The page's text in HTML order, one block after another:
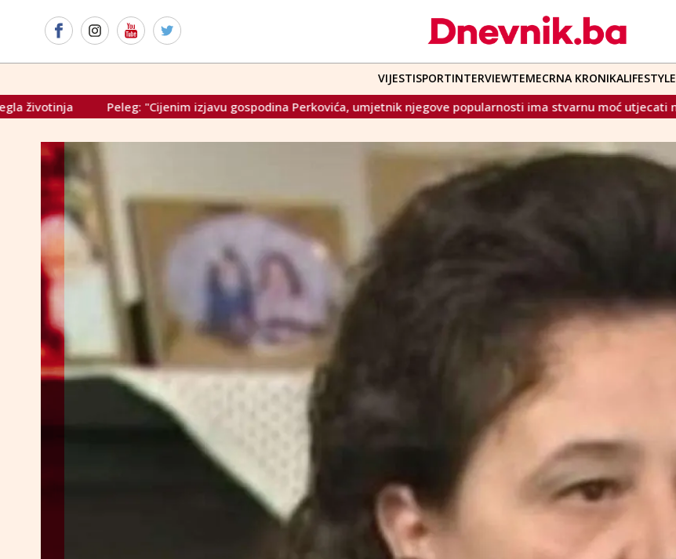
VIJESTISPORTINTERVIEWTEMECRNA KRONIKALIFESTYLE
"Cijenim izjavu gospodina Perkovića, umjetnik njegove popularnosti ima stvarnu moć utjecati na sljedeću generaciju"